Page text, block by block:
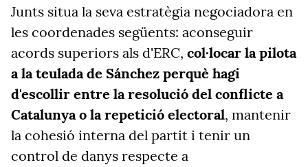
Junts situa la seva estratègia negociadora en
les coordenades següents: aconseguir
acords superiors als d'ERC, col·locar la pilota
a la teulada de Sánchez perquè hagi
d'escollir entre la resolució del conflicte a
Catalunya o la repetició electoral, mantenir
la cohesió interna del partit i tenir un
control de danys respecte a